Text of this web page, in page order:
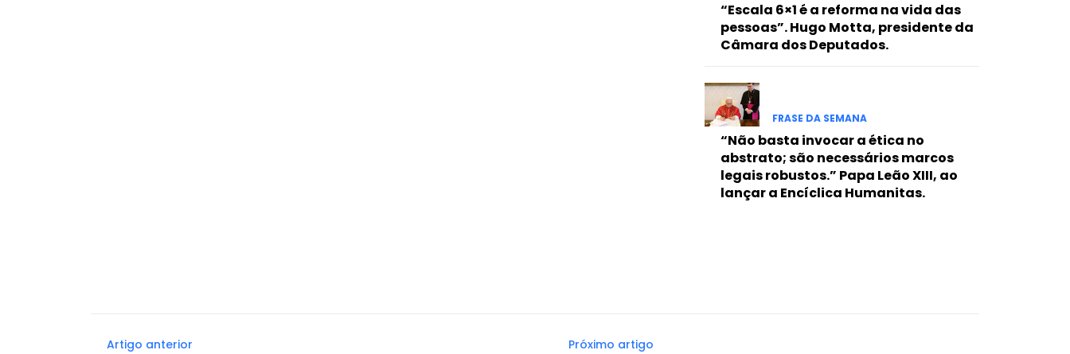
“Escala 6×1 é a reforma na vida das
pessoas”. Hugo Motta, presidente da
Câmara dos Deputados.
FRASE DA SEMANA
“Não basta invocar a ética no
abstrato; são necessários marcos
legais robustos.” Papa Leão XIII, ao
lançar a Encíclica Humanitas.
Artigo anterior Próximo artigo